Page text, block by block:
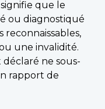
signifie que le
ou diagnostiqué
une invalidité.
déclaré ne sous-
rapport de